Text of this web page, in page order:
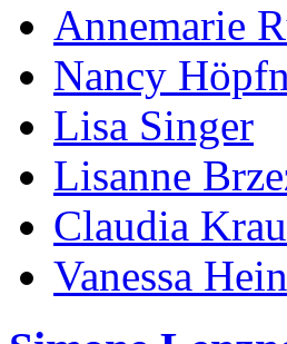
Annemarie
Nancy
Lisa Singer
Lisanne
Claudia
Vanessa